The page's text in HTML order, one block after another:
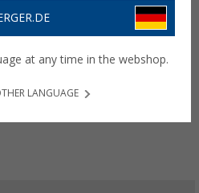
at any time in the webshop.
LANGUAGE